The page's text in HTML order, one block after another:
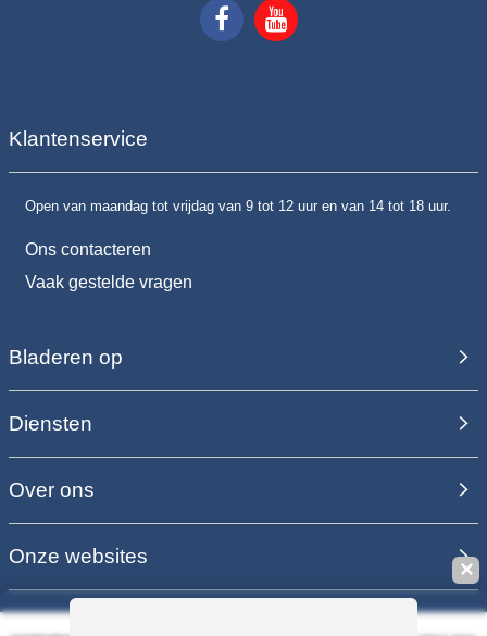
Klantenservice
Open van maandag tot vrijdag van 9 tot 12 uur en van 14 tot 18 uur.
Ons contacteren
Vaak gestelde vragen
Bladeren op
Diensten
Over ons
Onze websites
✕